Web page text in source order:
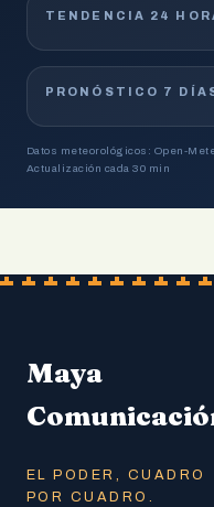
TENDENCIA 24
PRONÓSTICO 7
Datos meteorológicos: Open-
Actualización cada 30 min
Maya
EL PODER, CUADRO
POR CUADRO.